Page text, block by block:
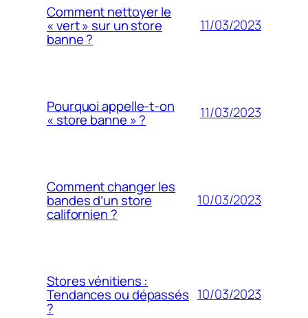
Comment nettoyer le
« vert » sur un store
banne ?
11/03/2023
Pourquoi appelle-t-on
« store banne » ? 11/03/2023
Comment changer les
bandes d’un store
californien ?
10/03/2023
Stores vénitiens :
Tendances ou dépassés
?
10/03/2023